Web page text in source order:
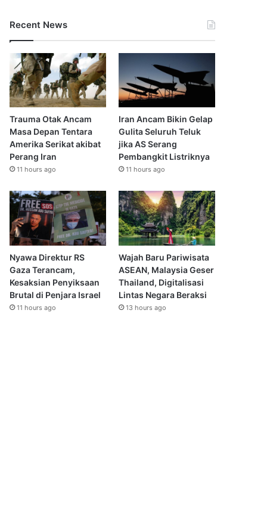
Recent News
Trauma Otak Ancam
Masa Depan Tentara
Amerika Serikat akibat
Perang Iran
11 hours ago
Iran Ancam Bikin Gelap
Gulita Seluruh Teluk
jika AS Serang
Pembangkit Listriknya
11 hours ago
Nyawa Direktur RS
Gaza Terancam,
Kesaksian Penyiksaan
Brutal di Penjara Israel
11 hours ago
Wajah Baru Pariwisata
ASEAN, Malaysia Geser
Thailand, Digitalisasi
Lintas Negara Beraksi
13 hours ago